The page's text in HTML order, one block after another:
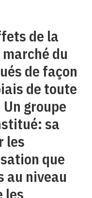
de la
du
de façon
de toute
groupe
sa
les
que
au niveau
les